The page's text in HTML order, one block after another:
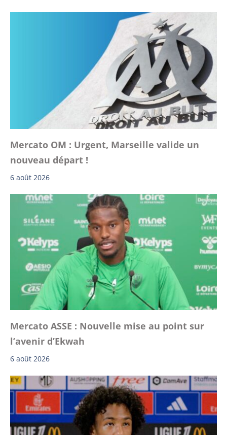
Mercato OM : Urgent, Marseille valide un
nouveau départ !
6 août 2026
Mercato ASSE : Nouvelle mise au point sur
l’avenir d’Ekwah
6 août 2026